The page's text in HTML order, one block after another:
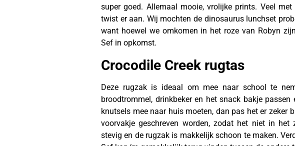
super goed. Allemaal mooie, vrolijke prints. Veel
twist er aan. Wij mochten de dinosaurus lunchset
want hoewel we omkomen in het roze van Robyn
Sef in opkomst.
Crocodile Creek rugtas
Deze rugzak is ideaal om mee naar school te
broodtrommel, drinkbeker en het snack bakje
knutsels mee naar huis moeten, dan pas het er zeker
voorvakje geschreven worden, zodat het niet in
stevig en de rugzak is makkelijk schoon te maken.